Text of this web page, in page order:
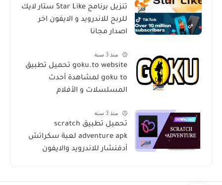
تنزيل برنامج Star Like ستار لايك
للربح للاندرويد و الايفون اخر
اصدار مجانا
منذ 3 سنة
goku.to website تحميل تطبيق
goku to لمشاهدة أحدث
المسلسلات و الأفلام
منذ 3 سنة
تحميل تطبيق scratch
adventure apk لعبة سكراتش
أدفنشار للاندرويد والايفون